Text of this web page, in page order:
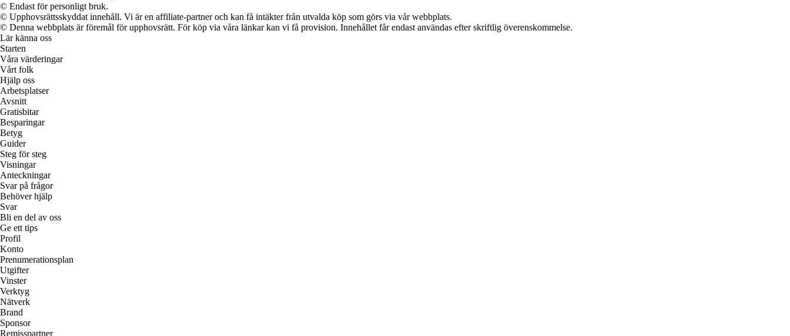
© Endast för personligt bruk.
© Upphovsrättsskyddat innehåll. Vi är en affiliate-partner och kan få intäkter från utvalda köp som görs via vår webbplats.
© Denna webbplats är föremål för upphovsrätt. För köp via våra länkar kan vi få provision. Innehållet får endast användas efter skriftlig överenskommelse.
Lär känna oss
Starten
Våra värderingar
Vårt folk
Hjälp oss
Arbetsplatser
Avsnitt
Gratisbitar
Besparingar
Betyg
Guider
Steg för steg
Visningar
Anteckningar
Svar på frågor
Behöver hjälp
Svar
Bli en del av oss
Ge ett tips
Profil
Konto
Prenumerationsplan
Utgifter
Vinster
Verktyg
Nätverk
Brand
Sponsor
Remisspartner